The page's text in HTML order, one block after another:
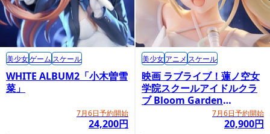
ど 橘ヒカリ＆橘ノゾミ セット」をご購入頂いた方に、「特製
台座」をプレゼント。
WHITE ALBUM2「小木曽雪
菜」
7月6日予約開始
24,200円
美少女ゲーム スケール
映画 ラブライブ！蓮ノ空女
学院スクールアイドルクラ
ブ Bloom Garden
Party「大沢瑠璃乃」7月6日予約開始
20,900円
美少女アニメ スケール